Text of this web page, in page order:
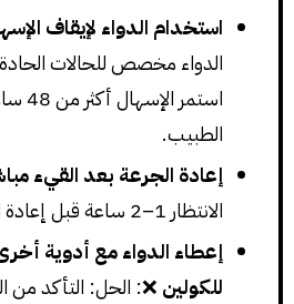
استخدام الدواء لإيقاف
الدواء مخصص للحالات
الطبيب.
إعادة الجرعة بعد القيء
الانتظار 1–2 ساعة قبل إعادة الجرعة.
إعطاء الدواء مع أدوية
للكولين ❌: الحل: التأكد